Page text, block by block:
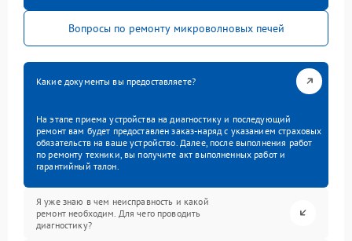
Вопросы по ремонту микроволновых печей
Какие документы вы предоставляете?
На этапе приема устройства на диагностику и последующий
ремонт вам будет предоставлен заказ-наряд с указанием страховых
обязательств на ваше устройство. Далее, после выполнения работ
по ремонту техники, вы получите акт выполненных работ и
гарантийный талон.
Я уже знаю в чем неисправность и какой
ремонт необходим. Для чего проводить
диагностику?